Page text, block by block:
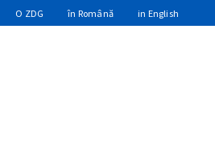
О ZDG în Română in English